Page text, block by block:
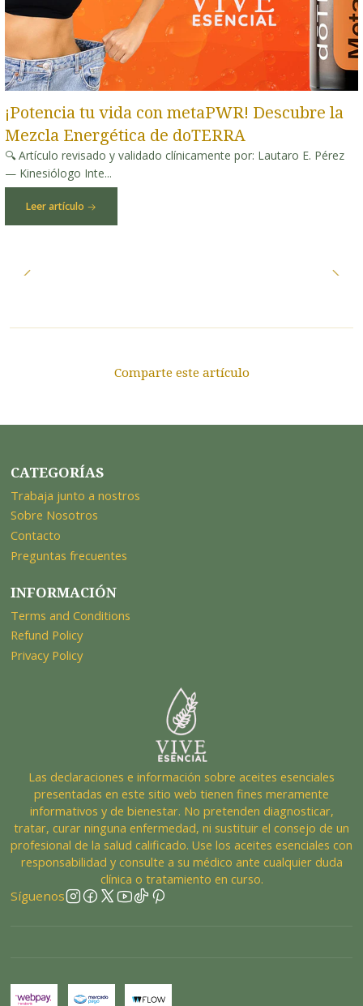
¡Potencia tu vida con metaPWR! Descubre la
Mezcla Energética de doTERRA
🔍 Artículo revisado y validado clínicamente por: Lautaro E. Pérez
— Kinesiólogo Inte...
Leer artículo
Comparte este artículo
CATEGORÍAS
Trabaja junto a nostros
Sobre Nosotros
Contacto
Preguntas frecuentes
INFORMACIÓN
Terms and Conditions
Refund Policy
Privacy Policy
Las declaraciones e información sobre aceites esenciales
presentadas en este sitio web tienen fines meramente
informativos y de bienestar. No pretenden diagnosticar,
tratar, curar ninguna enfermedad, ni sustituir el consejo de un
profesional de la salud calificado. Use los aceites esenciales con
responsabilidad y consulte a su médico ante cualquier duda
clínica o tratamiento en curso.
Síguenos